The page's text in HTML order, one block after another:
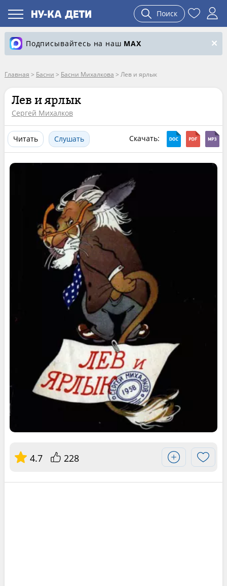
Поиск
Подписывайтесь на наш MAX
Главная > Басни > Басни Михалкова > Лев и ярлык
Лев и ярлык
Сергей Михалков
Читать Слушать Скачать:
4.7 228